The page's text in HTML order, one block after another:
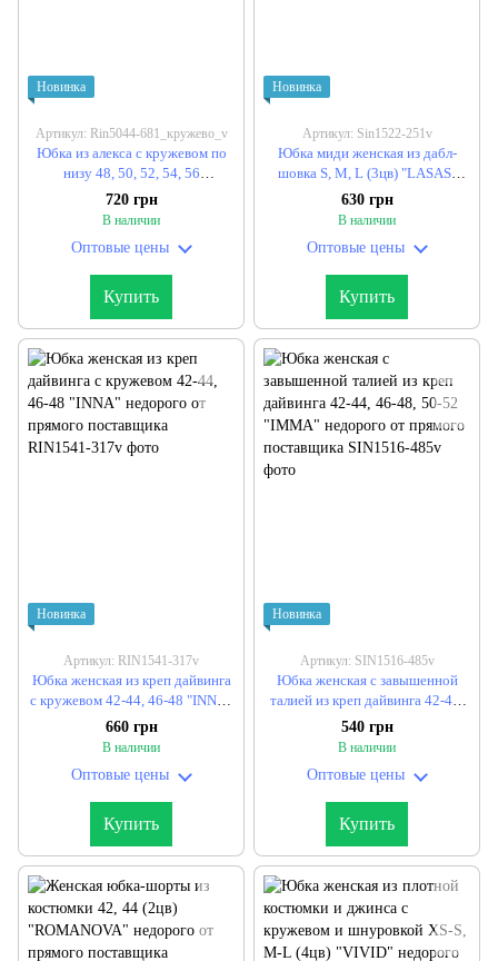
Новинка
Артикул: Rin5044-681_кружево_v
Юбка из алекса с кружевом по
низу 48, 50, 52, 54, 56
"ANTONOVA" недорого от
прямого поставщика
720 грн
В наличии
Оптовые цены
Купить
Новинка
Артикул: Sin1522-251v
Юбка миди женская из дабл-
шовка S, M, L (3цв) "LASAS"
недорого от прямого
поставщика
630 грн
В наличии
Оптовые цены
Купить
Новинка
Артикул: RIN1541-317v
Юбка женская из креп дайвинга
с кружевом 42-44, 46-48 "INNA"
недорого от прямого
поставщика
660 грн
В наличии
Оптовые цены
Купить
Новинка
Артикул: SIN1516-485v
Юбка женская с завышенной
талией из креп дайвинга 42-44,
46-48, 50-52 "IMMA" недорого
от прямого поставщика
540 грн
В наличии
Оптовые цены
Купить